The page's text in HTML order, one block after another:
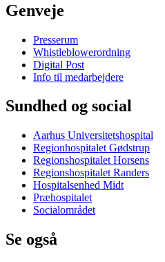
Genveje
Presserum
Whistleblowerordning
Digital Post
Info til medarbejdere
Sundhed og social
Aarhus Universitetshospital
Regionhospitalet Gødstrup
Regionshospitalet Horsens
Regionshospitalet Randers
Hospitalsenhed Midt
Præhospitalet
Socialområdet
Se også